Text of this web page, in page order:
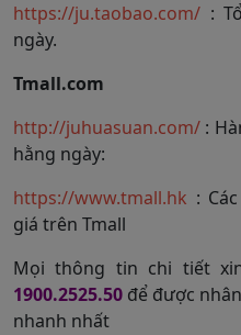
https://ju.taobao.com/ :
ngày.
Tmall.com
http://juhuasuan.com/ :
hằng ngày:
https://www.tmall.hk :
giá trên Tmall
Mọi thông tin chi tiết
1900.2525.50 để được
nhanh nhất